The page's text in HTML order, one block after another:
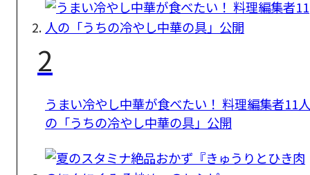
2
うまい冷やし中華が食べたい！ 料理編集者11人
の「うちの冷やし中華の具」公開